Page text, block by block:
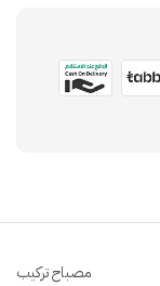
مصباح تركيب